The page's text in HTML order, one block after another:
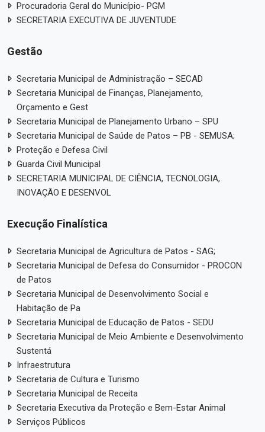
Procuradoria Geral do Município- PGM
SECRETARIA EXECUTIVA DE JUVENTUDE
Gestão
Secretaria Municipal de Administração – SECAD
Secretaria Municipal de Finanças, Planejamento,
Orçamento e Gest
Secretaria Municipal de Planejamento Urbano – SPU
Secretaria Municipal de Saúde de Patos – PB - SEMUSA;
Proteção e Defesa Civil
Guarda Civil Municipal
SECRETARIA MUNICIPAL DE CIÊNCIA, TECNOLOGIA,
INOVAÇÃO E DESENVOL
Execução Finalística
Secretaria Municipal de Agricultura de Patos - SAG;
Secretaria Municipal de Defesa do Consumidor - PROCON
de Patos
Secretaria Municipal de Desenvolvimento Social e
Habitação de Pa
Secretaria Municipal de Educação de Patos - SEDU
Secretaria Municipal de Meio Ambiente e Desenvolvimento
Sustentá
Infraestrutura
Secretaria de Cultura e Turismo
Secretaria Municipal de Receita
Secretaria Executiva da Proteção e Bem-Estar Animal
Serviços Públicos